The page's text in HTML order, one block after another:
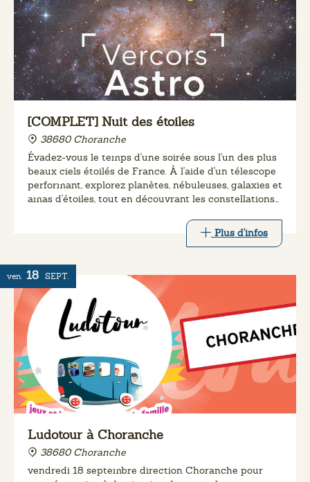
[COMPLET] Nuit des étoiles
38680 Choranche
Évadez-vous le temps d'une soirée sous l'un des plus
beaux ciels étoilés de France. À l'aide d'un télescope
performant, explorez planètes, nébuleuses, galaxies et
amas d'étoiles, tout en découvrant les constellations
Plus d'infos
ven. 18 SEPT.
Ludotour à Choranche
38680 Choranche
vendredi 18 septembre direction Choranche pour